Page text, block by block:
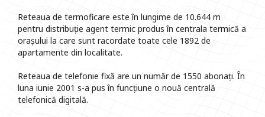
Reteaua de termoficare este în lungime de 10.644 m
pentru distribuție agent termic produs în centrala termică a
orașului la care sunt racordate toate cele 1892 de
apartamente din localitate.
Reteaua de telefonie fixă are un număr de 1550 abonați. În
luna iunie 2001 s-a pus în funcțiune o nouă centrală
telefonică digitală.